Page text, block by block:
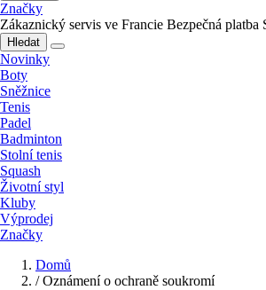
Značky
Zákaznický servis ve Francie Bezpečná platba
Hledat
Novinky
Boty
Sněžnice
Tenis
Padel
Badminton
Stolní tenis
Squash
Životní styl
Kluby
Výprodej
Značky
Domů
/ Oznámení o ochraně soukromí